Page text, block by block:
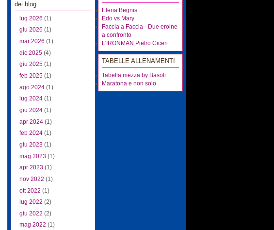
dei blog
lug 2026 (1)
giu 2026 (1)
mar 2026 (1)
dic 2025 (4)
giu 2025 (1)
feb 2025 (1)
ago 2024 (1)
lug 2024 (1)
giu 2024 (1)
apr 2024 (1)
feb 2024 (1)
giu 2023 (1)
mag 2023 (1)
apr 2023 (1)
nov 2022 (1)
ott 2022 (1)
lug 2022 (2)
giu 2022 (2)
mag 2022 (1)
Elena Begnis
Edo vs Mary
Faccia a Faccia - Due eroine
a confronto
L'IRONMAN Pietro Ciceri
TABELLE ALLENAMENTI
Tabella mezza by Basoli
Maratona e non solo